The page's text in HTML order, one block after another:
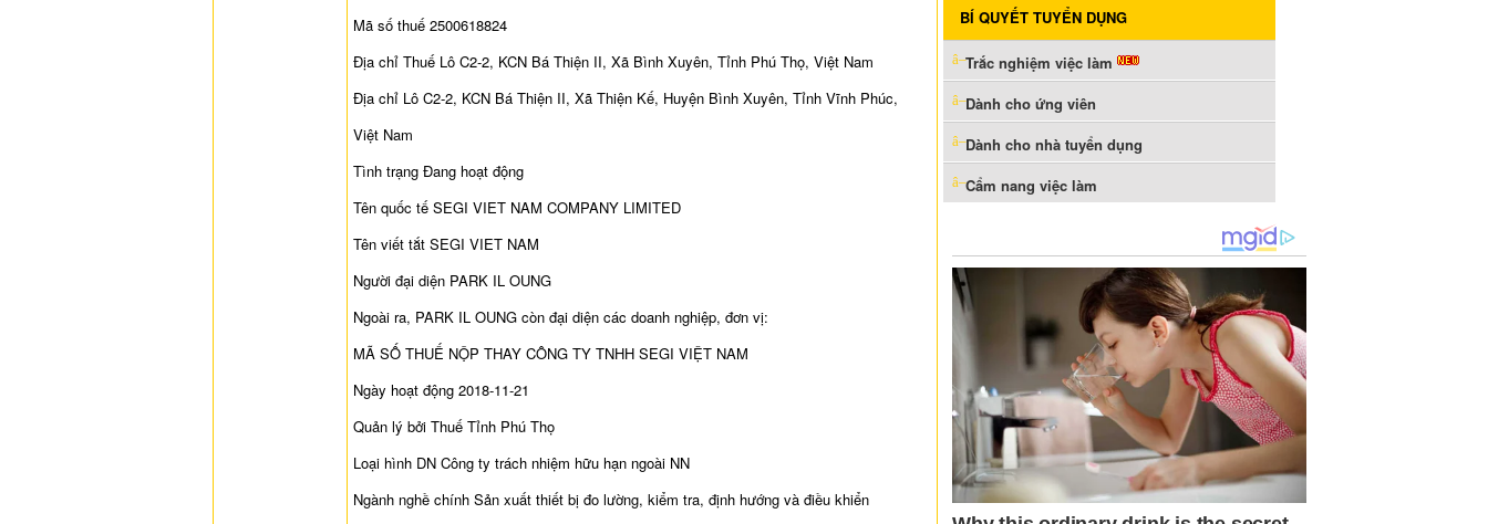
Mã số thuế 2500618824
Địa chỉ Thuế Lô C2-2, KCN Bá Thiện II, Xã Bình Xuyên, Tỉnh Phú Thọ, Việt Nam
Địa chỉ Lô C2-2, KCN Bá Thiện II, Xã Thiện Kế, Huyện Bình Xuyên, Tỉnh Vĩnh Phúc,
Việt Nam
Tình trạng Đang hoạt động
Tên quốc tế SEGI VIET NAM COMPANY LIMITED
Tên viết tắt SEGI VIET NAM
Người đại diện PARK IL OUNG
Ngoài ra, PARK IL OUNG còn đại diện các doanh nghiệp, đơn vị:
MÃ SỐ THUẾ NỘP THAY CÔNG TY TNHH SEGI VIỆT NAM
Ngày hoạt động 2018-11-21
Quản lý bởi Thuế Tỉnh Phú Thọ
Loại hình DN Công ty trách nhiệm hữu hạn ngoài NN
Ngành nghề chính Sản xuất thiết bị đo lường, kiểm tra, định hướng và điều khiển
BÍ QUYẾT TUYỂN DỤNG
Trắc nghiệm việc làm
Dành cho ứng viên
Dành cho nhà tuyển dụng
Cẩm nang việc làm